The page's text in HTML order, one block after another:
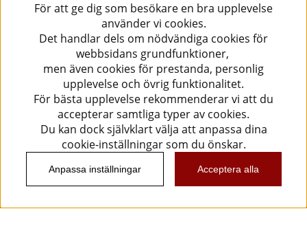
För att ge dig som besökare en bra upplevelse
använder vi cookies.
Det handlar dels om nödvändiga cookies för
webbsidans grundfunktioner,
men även cookies för prestanda, personlig
upplevelse och övrig funktionalitet.
För bästa upplevelse rekommenderar vi att du
accepterar samtliga typer av cookies.
Du kan dock självklart välja att anpassa dina
cookie-inställningar som du önskar.
Anpassa inställningar Acceptera alla